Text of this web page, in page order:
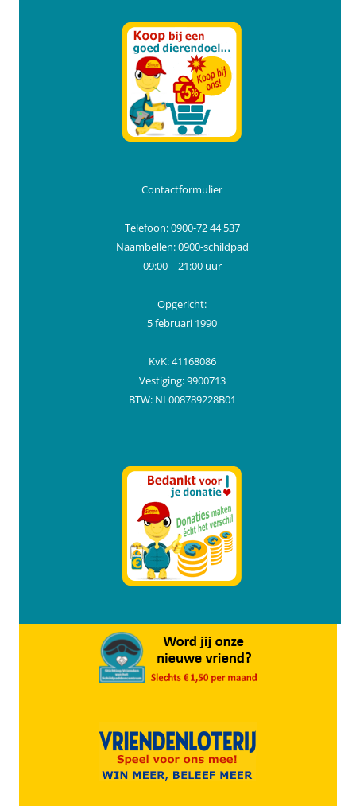
Contactformulier
Telefoon: 0900-72 44 537
Naambellen: 0900-schildpad
09:00 – 21:00 uur
Opgericht:
5 februari 1990
KvK: 41168086
Vestiging: 9900713
BTW: NL008789228B01